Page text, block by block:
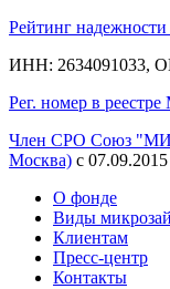
Рейтинг
ИНН: 2634091033,
Рег. номер в
Член СРО Союз
Москва) с 07.09.2015
О фонде
Виды
Клиентам
Пресс-центр
Контакты